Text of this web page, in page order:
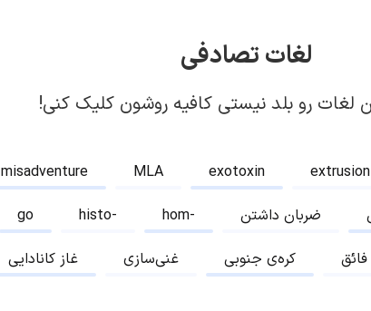
لغات تصادفی
لغات رو بلد نیستی کافیه روشون کلیک کنی!
misadventure MLA exotoxin extrusion
go histo- hom- ضربان داشتن
غاز کانادایی غنی‌سازی کره‌ی جنوبی فائق